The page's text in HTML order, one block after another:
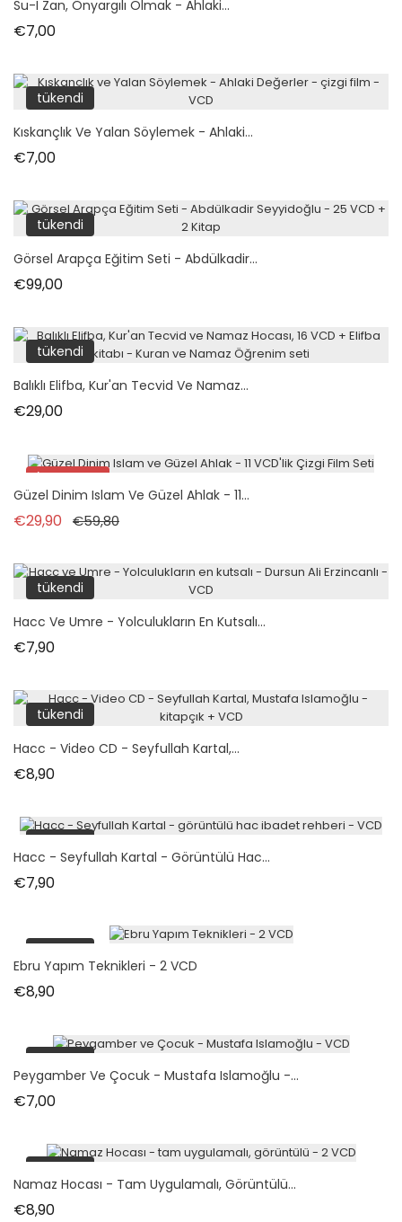
Su-I Zan, Önyargılı Olmak - Ahlaki...
€7,00Fiyat
tükendi
Kıskançlık Ve Yalan Söylemek - Ahlaki...
€7,00Fiyat
tükendi
Görsel Arapça Eğitim Seti - Abdülkadir...
€99,00Fiyat
tükendi
Balıklı Elifba, Kur'an Tecvid Ve Namaz...
€29,00Fiyat
İndirimde!
Güzel Dinim Islam Ve Güzel Ahlak - 11...
€29,90 Normal fiyat
€59,80Fiyat
tükendi
Hacc Ve Umre - Yolculukların En Kutsalı...
€7,90Fiyat
tükendi
Hacc - Video CD - Seyfullah Kartal,...
€8,90Fiyat
tükendi
Hacc - Seyfullah Kartal - Görüntülü Hac...
€7,90Fiyat
Ebru Yapım Teknikleri - 2 VCD
€8,90Fiyat
tükendi
Peygamber Ve Çocuk - Mustafa Islamoğlu -...
€7,00Fiyat
tükendi
Namaz Hocası - Tam Uygulamalı, Görüntülü...
€8,90Fiyat